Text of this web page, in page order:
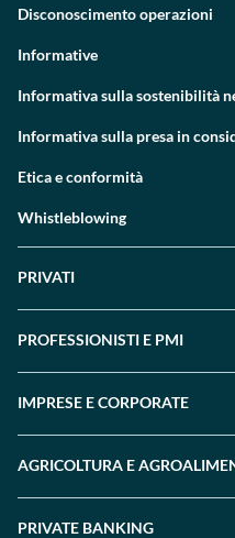
Disconoscimento operazioni
Informative
Informativa sulla sostenibilità
Informativa sulla presa in
Etica e conformità
Whistleblowing
PRIVATI
PROFESSIONISTI E PMI
IMPRESE E CORPORATE
AGRICOLTURA E
PRIVATE BANKING